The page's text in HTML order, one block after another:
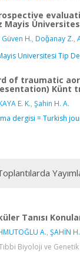
Mayis
Güven H., Doǧanay Z.,
Universitesi Tip
of traumatic
Künt
E. K., Şahin H. A.
dergisi = Turkish
Tanısı
A., ŞAHİN
Biyoloji ve